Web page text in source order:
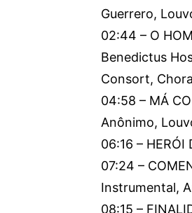
Guerrero,
02:44 – O
Benedictus
Consort,
04:58 – MÁ
Anônimo,
06:16 –
07:24 –
Instrumental,
08:15 –